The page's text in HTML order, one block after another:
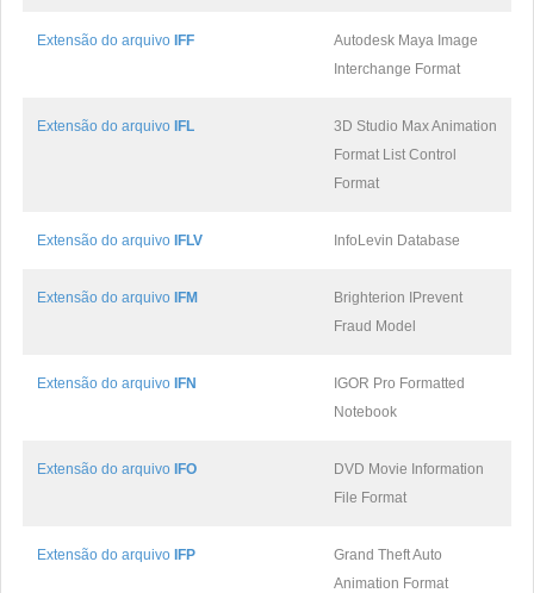
Extensão do arquivo IFF
Autodesk Maya Image
Interchange Format
Extensão do arquivo IFL
3D Studio Max Animation
Format List Control
Format
Extensão do arquivo IFLV InfoLevin Database
Extensão do arquivo IFM
Brighterion IPrevent
Fraud Model
Extensão do arquivo IFN
IGOR Pro Formatted
Notebook
Extensão do arquivo IFO
DVD Movie Information
File Format
Extensão do arquivo IFP
Grand Theft Auto
Animation Format